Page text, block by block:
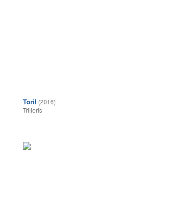
Toril (2016)
Trilleris